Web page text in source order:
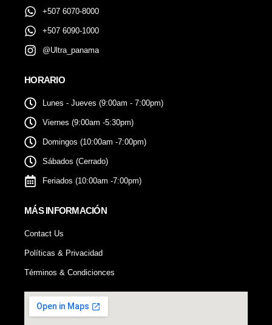
+507 6070-8000
+507 6090-1000
@Ultra_panama
HORARIO
Lunes - Jueves (9:00am - 7:00pm)
Viernes (9:00am -5:30pm)
Domingos (10:00am -7:00pm)
Sábados (Cerrado)
Feriados (10:00am -7:00pm)
MÁS INFORMACIÓN
Contact Us
Políticas & Privacidad
Términos & Condicionces